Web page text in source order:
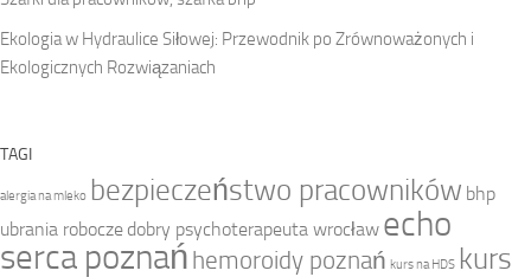
Ekologia w Hydraulice Siłowej: Przewodnik po Zrównoważonych i
Ekologicznych Rozwiązaniach
TAGI
alergia na mleko bezpieczeństwo pracowników bhp
ubrania robocze dobry psychoterapeuta wrocław echo
serca poznań hemoroidy poznań kurs na HDS kurs